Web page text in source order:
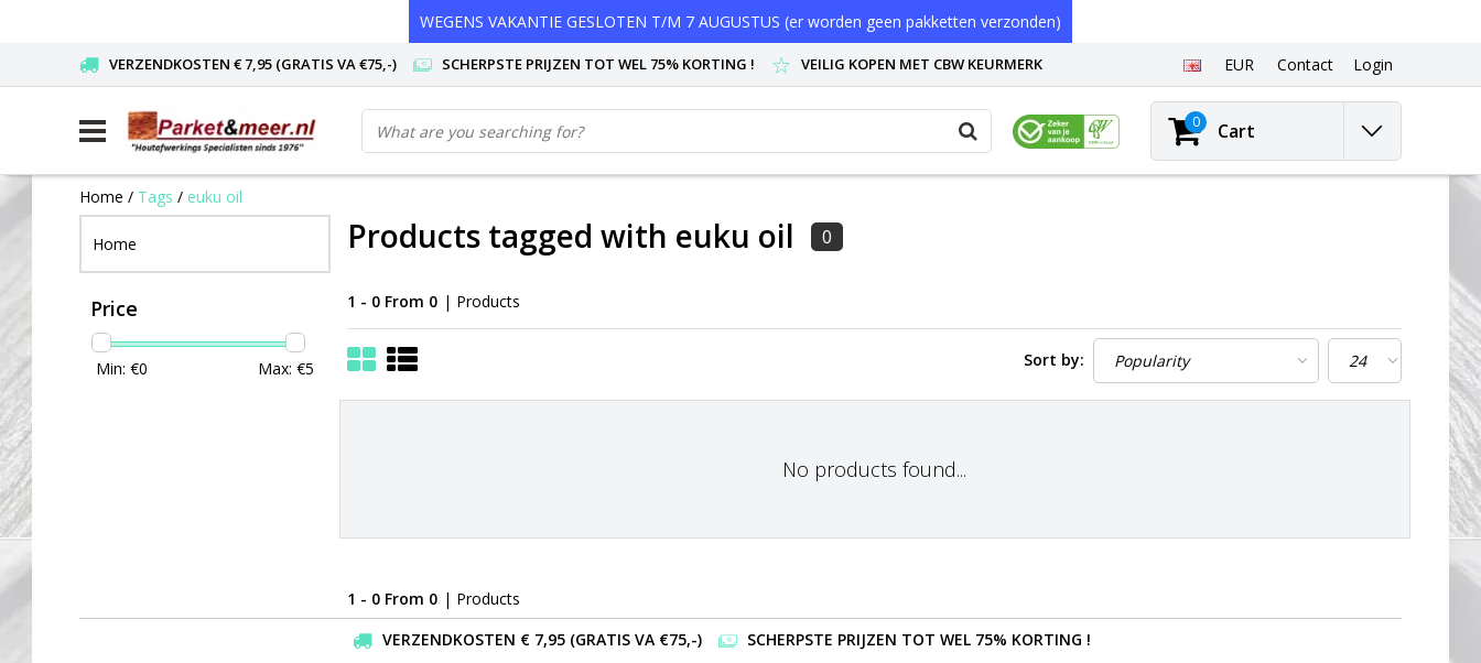
WEGENS VAKANTIE GESLOTEN T/M 7 AUGUSTUS (er worden geen pakketten verzonden)
VERZENDKOSTEN € 7,95 (GRATIS VA €75,-) SCHERPSTE PRIJZEN TOT WEL 75% KORTING ! VEILIG KOPEN MET CBW KEURMERK EUR Contact Login
0 Cart
Home / Tags / euku oil
Home
Price
Min: €0 Max: €5
Products tagged with euku oil 0
1 - 0 From 0 | Products
Sort by:
No products found...
1 - 0 From 0 | Products
VERZENDKOSTEN € 7,95 (GRATIS VA €75,-)
SCHERPSTE PRIJZEN TOT WEL 75% KORTING !